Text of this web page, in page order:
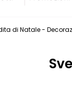
di Natale -